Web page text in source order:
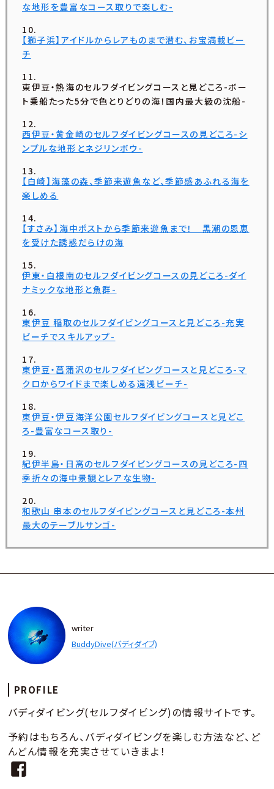
な地形を豊富なコース取りで楽しむ-
【獅子浜】アイドルからレアものまで潜む、お宝満載ビー
チ
東伊豆・熱海のセルフダイビングコースと見どころ-ボー
ト乗船たった5分で色とりどりの海！国内最大級の沈船-
西伊豆・黄金崎のセルフダイビングコースの見どころ-シ
ンプルな地形とネジリンボウ-
【白崎】海藻の森、季節来遊魚など、季節感あふれる海を
楽しめる
【すさみ】海中ポストから季節来遊魚まで！ 黒潮の恩恵
を受けた誘惑だらけの海
伊東・白根南のセルフダイビングコースの見どころ-ダイ
ナミックな地形と魚群-
東伊豆 稲取のセルフダイビングコースと見どころ-充実
ビーチでスキルアップ-
東伊豆・菖蒲沢のセルフダイビングコースと見どころ-マ
クロからワイドまで楽しめる遠浅ビーチ-
東伊豆・伊豆海洋公園セルフダイビングコースと見どこ
ろ-豊富なコース取り-
紀伊半島・日高のセルフダイビングコースの見どころ-四
季折々の海中景観とレアな生物-
和歌山 串本のセルフダイビングコースと見どころ-本州
最大のテーブルサンゴ-
writer
BuddyDive(バディダイブ)
PROFILE
バディダイビング(セルフダイビング)の情報サイトです。
予約はもちろん、バディダイビングを楽しむ方法など、ど
んどん情報を充実させていきまよ！